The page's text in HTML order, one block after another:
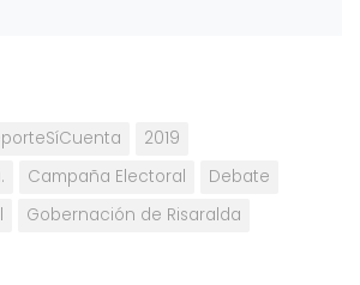
2019
Campaña Electoral
Debate
Gobernación de Risaralda